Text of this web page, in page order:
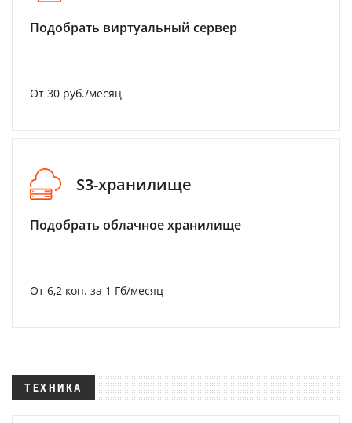
Подобрать виртуальный сервер
От 30 руб./месяц
S3-хранилище
Подобрать облачное хранилище
От 6,2 коп. за 1 Гб/месяц
ТЕХНИКА